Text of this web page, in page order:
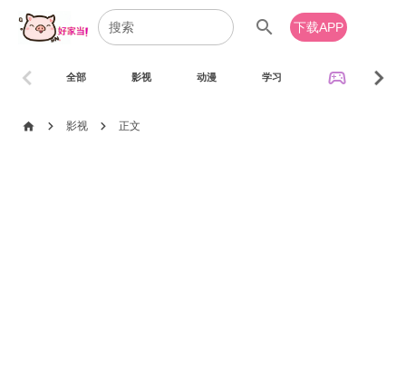
search 下载APP
全部 影视 动漫 学习 sports_esports
chevron_left chevron_right
home chevron_right 影视 chevron_right 正文